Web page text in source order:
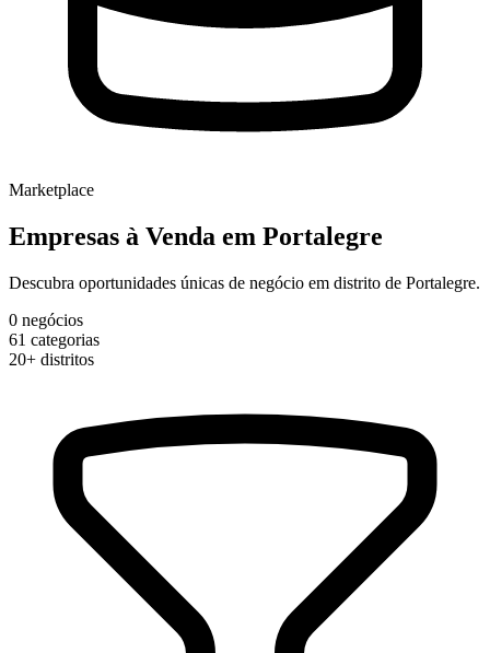
Marketplace
Empresas à Venda em Portalegre
Descubra oportunidades únicas de negócio em distrito de Portalegre.
0 negócios
61 categorias
20+ distritos